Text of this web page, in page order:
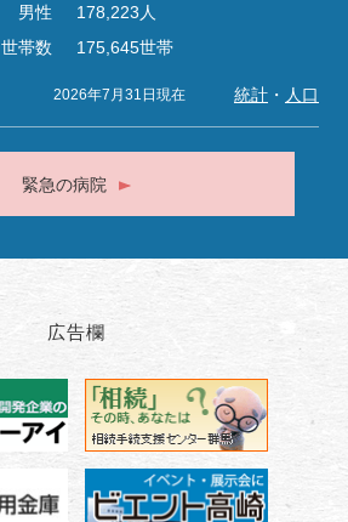
男性
178,223人
世帯数 175,645世帯
2026年7月31日現在 統計 ・ 人口
緊急の病院
広告欄